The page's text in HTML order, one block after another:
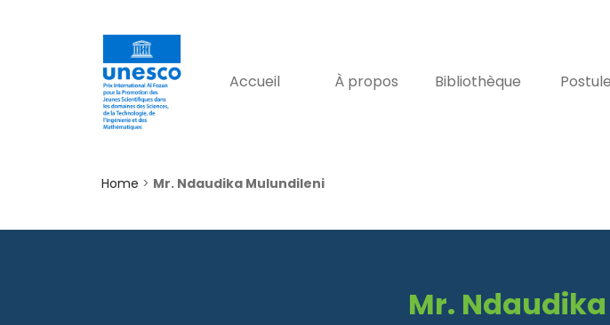
Accueil À propos Bibliothèque
Home > Mr. Ndaudika Mulundileni
Mr.